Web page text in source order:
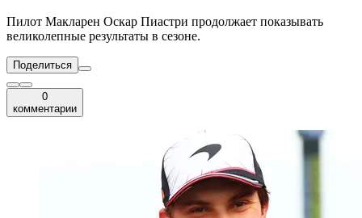
Пилот Макларен Оскар Пиастри продолжает показывать
великолепные результаты в сезоне.
Поделиться
0
комментарии